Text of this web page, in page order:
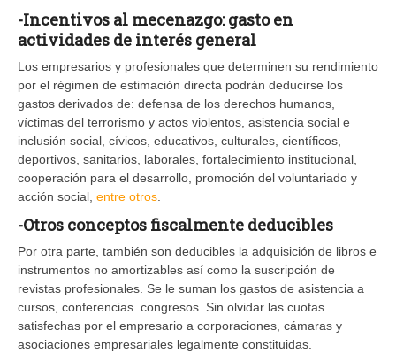
-Incentivos al mecenazgo: gasto en
actividades de interés general
Los empresarios y profesionales que determinen su rendimiento
por el régimen de estimación directa podrán deducirse los
gastos derivados de: defensa de los derechos humanos,
víctimas del terrorismo y actos violentos, asistencia social e
inclusión social, cívicos, educativos, culturales, científicos,
deportivos, sanitarios, laborales, fortalecimiento institucional,
cooperación para el desarrollo, promoción del voluntariado y
acción social, entre otros
-Otros conceptos fiscalmente deducibles
Por otra parte, también son deducibles la adquisición de libros e
instrumentos no amortizables así como la suscripción de
revistas profesionales. Se le suman los gastos de asistencia a
cursos, conferencias congresos. Sin olvidar las cuotas
satisfechas por el empresario a corporaciones, cámaras y
asociaciones empresariales legalmente constituidas.